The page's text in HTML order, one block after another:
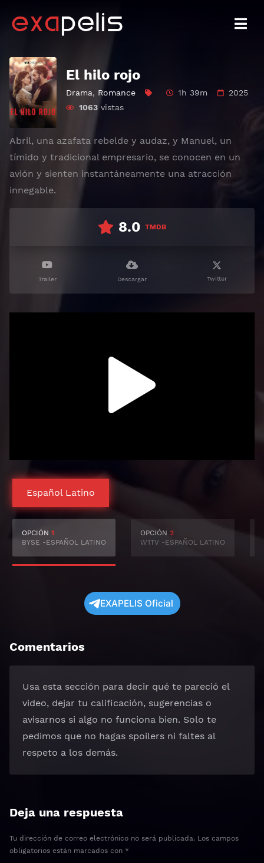
El hilo rojo
Drama, Romance 1h 39m
2025
1063 vistas
Abril, una azafata rebelde y audaz, y Manuel, un
tímido y tradicional empresario, se conocen en un
avión y sienten instantáneamente una atracción
innegable.
8.0 TMDB
Trailer Descargar Twitter
Español Latino
OPCIÓN 1
BYSE -ESPAÑOL LATINO
OPCIÓN 2
W1TV -ESPAÑOL LATINO
EXAPELIS Oficial
Comentarios
Usa esta sección para decir qué te pareció el
video, dejar tu calificación, sugerencias o
avisarnos si algo no funciona bien. Solo te
pedimos que no hagas spoilers ni faltes al
respeto a los demás.
Deja una respuesta
Tu dirección de correo electrónico no será publicada. Los campos
obligatorios están marcados con *